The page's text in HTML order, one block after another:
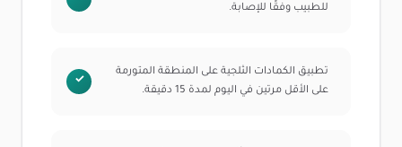
للطبيب وفقًا للإصابة.
تطبيق الكمادات الثلجية على المنطقة المتورمة
على الأقل مرتين في اليوم لمدة 15 دقيقة.